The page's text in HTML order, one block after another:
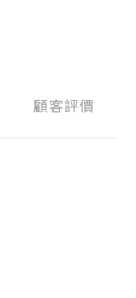
顧客評價